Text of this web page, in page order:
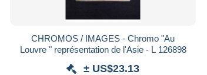
CHROMOS / IMAGES - Chromo "Au
Louvre " représentation de l'Asie - L 126898
± US$23.13